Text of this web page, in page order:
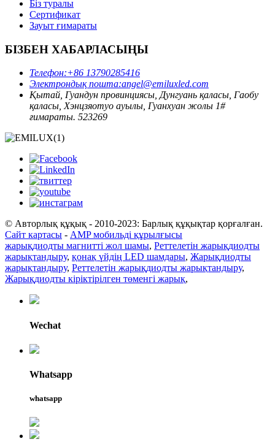
Біз туралы
Сертификат
Зауыт ғимараты
БІЗБЕН ХАБАРЛАСЫҢЫ
Телефон:+86 13790285416
Электрондық пошта:angel@emiluxled.com
Қытай, Гуандун провинциясы, Дунгуань қаласы, Гаобу
қаласы, Хэнцзяотуо ауылы, Гуанхуан жолы 1#
ғимараты. 523269
© Авторлық құқық - 2010-2023: Барлық құқықтар қорғалған.
Сайт картасы - AMP мобильді құрылғысы
жарықдиодты магнитті жол шамы, Реттелетін жарықдиодты
жарықтандыру, қонақ үйдің LED шамдары, Жарықдиодты
жарықтандыру, Реттелетін жарықдиодты жарықтандыру,
Жарықдиодты кіріктірілген төменгі жарық,
Wechat
Whatsapp
whatsapp